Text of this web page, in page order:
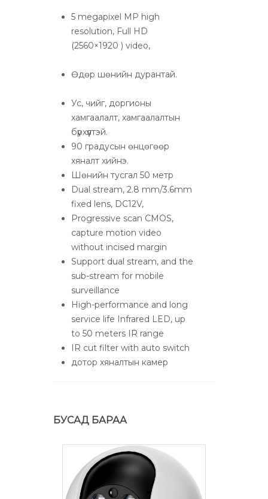
5 megapixel MP high
resolution, Full HD
(2560×1920 ) video,
Өдөр шөнийн дурантай.
Ус, чийг, доргионы
хамгаалалт, хамгаалалтын
бүрхүүлтэй.
90 градусын өнцөгөөр
хяналт хийнэ.
Шөнийн тусгал 50 метр
Dual stream, 2.8 mm/3.6mm
fixed lens, DC12V,
Progressive scan CMOS,
capture motion video
without incised margin
Support dual stream, and the
sub-stream for mobile
surveillance
High-performance and long
service life Infrared LED, up
to 50 meters IR range
IR cut filter with auto switch
дотор хяналтын камер
БУСАД БАРАА